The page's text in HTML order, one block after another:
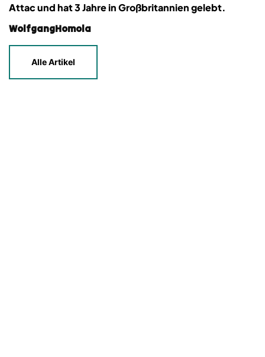
Attac und hat 3 Jahre in Großbritannien gelebt.
WolfgangHomola
Alle Artikel